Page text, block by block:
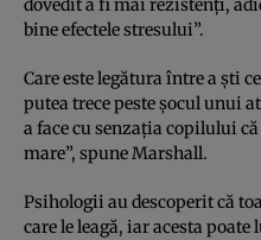
dovedit a fi mai rezistenţi,
bine efectele stresului”.
Care este legătura între a şti
putea trece peste şocul unui
a face cu senzaţia copilului
mare”, spune Marshall.
Psihologii au descoperit că
care le leagă, iar acesta